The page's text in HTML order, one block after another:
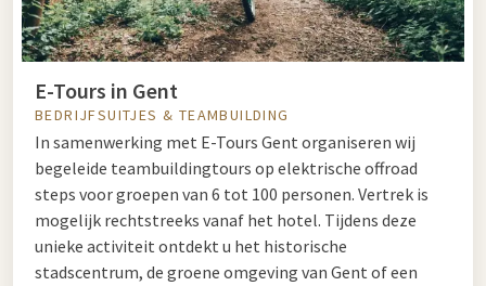
E-Tours in Gent
BEDRIJFSUITJES & TEAMBUILDING
In samenwerking met E-Tours Gent organiseren wij
begeleide teambuildingtours op elektrische offroad
steps voor groepen van 6 tot 100 personen. Vertrek is
mogelijk rechtstreeks vanaf het hotel. Tijdens deze
unieke activiteit ontdekt u het historische
stadscentrum, de groene omgeving van Gent of een